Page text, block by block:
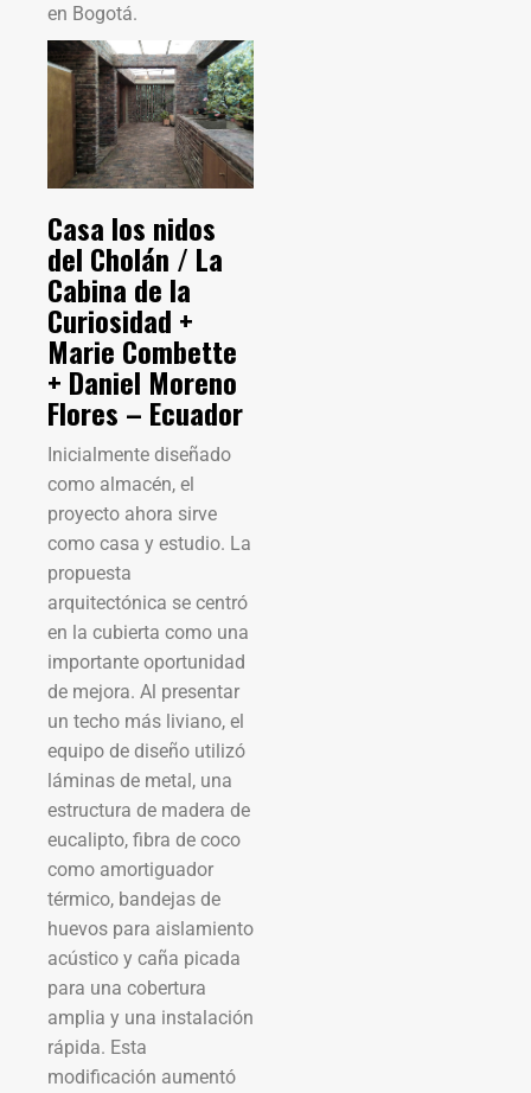
en Bogotá.
Casa los nidos
del Cholán / La
Cabina de la
Curiosidad +
Marie Combette
+ Daniel Moreno
Flores – Ecuador
Inicialmente diseñado
como almacén, el
proyecto ahora sirve
como casa y estudio. La
propuesta
arquitectónica se centró
en la cubierta como una
importante oportunidad
de mejora. Al presentar
un techo más liviano, el
equipo de diseño utilizó
láminas de metal, una
estructura de madera de
eucalipto, fibra de coco
como amortiguador
térmico, bandejas de
huevos para aislamiento
acústico y caña picada
para una cobertura
amplia y una instalación
rápida. Esta
modificación aumentó